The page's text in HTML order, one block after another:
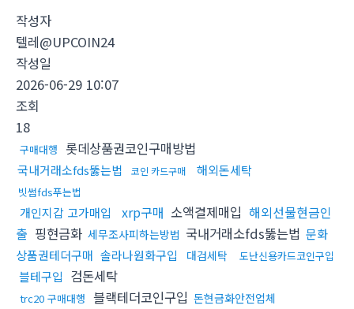
작성자
텔레@UPCOIN24
작성일
2026-06-29 10:07
조회
18
구매대행 롯데상품권코인구매방법
국내거래소fds뚫는법 코인 카드구매 해외돈세탁
빗썸fds푸는법
개인지갑 고가매입 xrp구매 소액결제매입 해외선물현금인
출 핑현금화 세무조사피하는방법 국내거래소fds뚫는법 문화
상품권테더구매 솔라나원화구입 대검세탁 도난신용카드코인구입
블테구입 검돈세탁
trc20 구매대행 블랙테더코인구입 돈현금화안전업체